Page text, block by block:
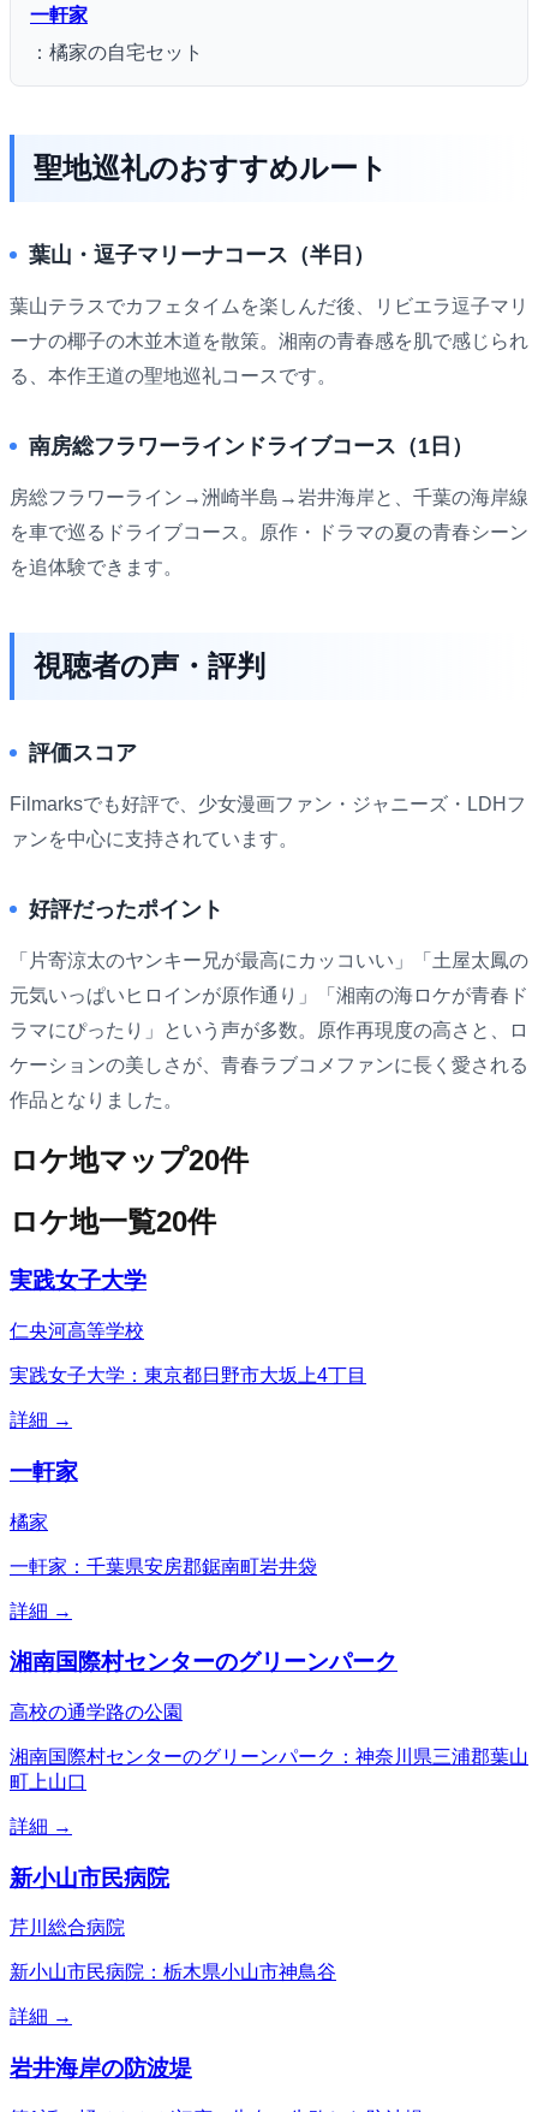
一軒家
：橘家の自宅セット
聖地巡礼のおすすめルート
葉山・逗子マリーナコース（半日）
葉山テラスでカフェタイムを楽しんだ後、リビエラ逗子マリ
ーナの椰子の木並木道を散策。湘南の青春感を肌で感じられ
る、本作王道の聖地巡礼コースです。
南房総フラワーラインドライブコース（1日）
房総フラワーライン→洲崎半島→岩井海岸と、千葉の海岸線
を車で巡るドライブコース。原作・ドラマの夏の青春シーン
を追体験できます。
視聴者の声・評判
評価スコア
Filmarksでも好評で、少女漫画ファン・ジャニーズ・LDHフ
ァンを中心に支持されています。
好評だったポイント
「片寄涼太のヤンキー兄が最高にカッコいい」「土屋太鳳の
元気いっぱいヒロインが原作通り」「湘南の海ロケが青春ド
ラマにぴったり」という声が多数。原作再現度の高さと、ロ
ケーションの美しさが、青春ラブコメファンに長く愛される
作品となりました。
ロケ地マップ20件
ロケ地一覧20件
実践女子大学
仁央河高等学校
実践女子大学：東京都日野市大坂上4丁目
詳細 →
一軒家
橘家
一軒家：千葉県安房郡鋸南町岩井袋
詳細 →
湘南国際村センターのグリーンパーク
高校の通学路の公園
湘南国際村センターのグリーンパーク：神奈川県三浦郡葉山
町上山口
詳細 →
新小山市民病院
芹川総合病院
新小山市民病院：栃木県小山市神鳥谷
詳細 →
岩井海岸の防波堤